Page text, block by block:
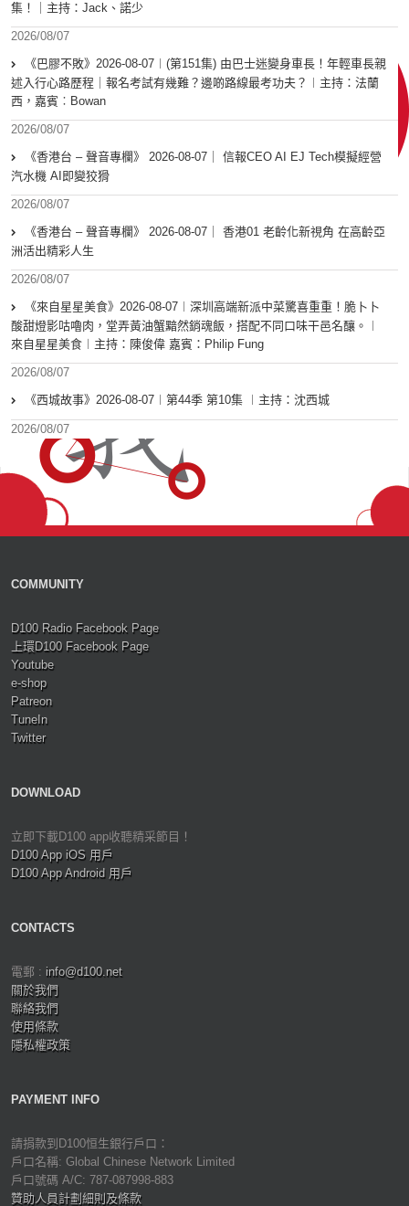
集！｜主持：Jack、諾少
2026/08/07
《巴膠不敗》2026-08-07︱(第151集) 由巴士迷變身車長！年輕車長親
述入行心路歷程｜報名考試有幾難？邊啲路線最考功夫？︱主持：法蘭
西，嘉賓︰Bowan
2026/08/07
《香港台 – 聲音專欄》 2026-08-07｜ 信報CEO AI EJ Tech模擬經營
汽水機 AI即變狡猾
2026/08/07
《香港台 – 聲音專欄》 2026-08-07｜ 香港01 老齡化新視角 在高齡亞
洲活出精彩人生
2026/08/07
《來自星星美食》2026-08-07︱深圳高端新派中菜驚喜重重！脆卜卜
酸甜燈影咕嚕肉，堂弄黃油蟹黯然銷魂飯，搭配不同口味干邑名釀。︱
來自星星美食︱主持：陳俊偉 嘉賓：Philip Fung
2026/08/07
《西城故事》2026-08-07︱第44季 第10集 ︱主持：沈西城
2026/08/07
COMMUNITY
D100 Radio Facebook Page
上環D100 Facebook Page
Youtube
e-shop
Patreon
TuneIn
Twitter
DOWNLOAD
立即下載D100 app收聽精采節目！
D100 App iOS 用戶
D100 App Android 用戶
CONTACTS
電郵 : info@d100.net
關於我們
聯絡我們
使用條款
隱私權政策
PAYMENT INFO
請捐款到D100恒生銀行戶口：
戶口名稱: Global Chinese Network Limited
戶口號碼 A/C: 787-087998-883
贊助人員計劃細則及條款